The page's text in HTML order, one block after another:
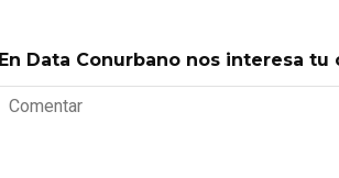
En Data Conurbano nos interesa tu